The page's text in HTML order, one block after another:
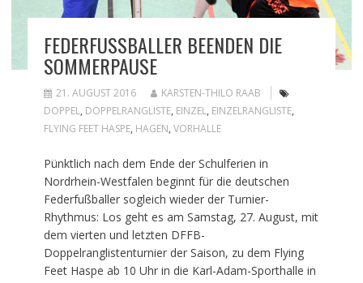
FEDERFUSSBALLER BEENDEN DIE S
OMMERPAUSE
21. AUGUST 2016
KARSTEN-THILO RAAB
DOPPEL, DOPPELRANGLISTE, EINZEL, EINZELRANGLISTE,
FLYING FEET HASPE, HAGEN, VORHALLE
Pünktlich nach dem Ende der Schulferien in
Nordrhein-Westfalen beginnt für die deutschen
Federfußballer sogleich wieder der Turnier-
Rhythmus: Los geht es am Samstag, 27. August, mit
dem vierten und letzten DFFB-
Doppelranglistenturnier der Saison, zu dem Flying
Feet Haspe ab 10 Uhr in die Karl-Adam-Sporthalle in